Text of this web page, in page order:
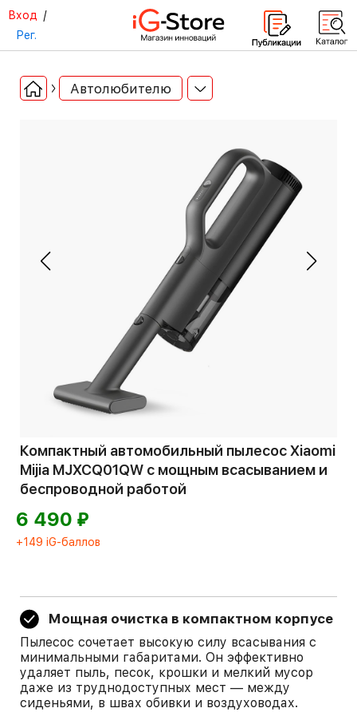
Вход /
Рег.
Автолюбителю
Компактный автомобильный пылесос Xiaomi
Mijia MJXCQ01QW с мощным всасыванием и
беспроводной работой
6 490 ⃏
+149 iG-баллов
Мощная очистка в компактном корпусе
Пылесос сочетает высокую силу всасывания с
минимальными габаритами. Он эффективно
удаляет пыль, песок, крошки и мелкий мусор
даже из труднодоступных мест — между
сиденьями, в швах обивки и воздуховодах.